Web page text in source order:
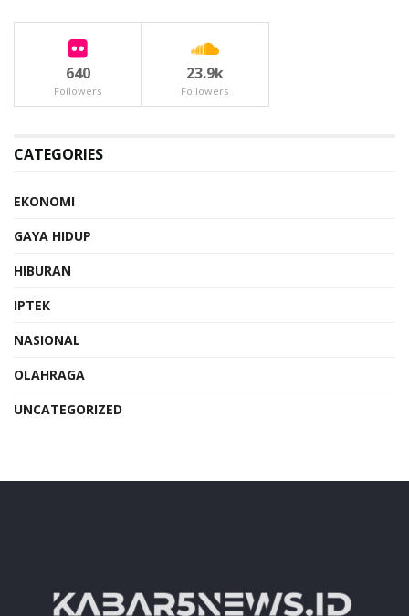
640
Followers
23.9k
Followers
CATEGORIES
EKONOMI
GAYA HIDUP
HIBURAN
IPTEK
NASIONAL
OLAHRAGA
UNCATEGORIZED